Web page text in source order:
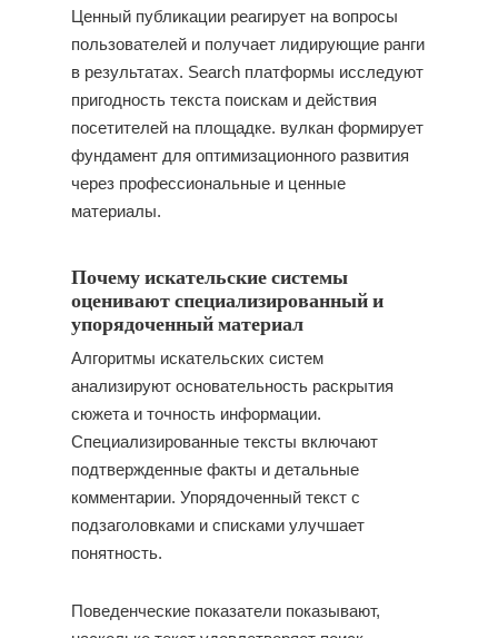
Ценный публикации реагирует на вопросы
пользователей и получает лидирующие ранги
в результатах. Search платформы исследуют
пригодность текста поискам и действия
посетителей на площадке. вулкан формирует
фундамент для оптимизационного развития
через профессиональные и ценные
материалы.
Почему искательские системы
оценивают специализированный и
упорядоченный материал
Алгоритмы искательских систем
анализируют основательность раскрытия
сюжета и точность информации.
Специализированные тексты включают
подтвержденные факты и детальные
комментарии. Упорядоченный текст с
подзаголовками и списками улучшает
понятность.
Поведенческие показатели показывают,